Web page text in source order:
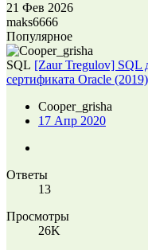
21 Фев 2026
maks6666
Популярное
SQL [Zaur Tregulov] SQL
сертификата Oracle (2019)
Cooper_grisha
17 Апр 2020
Ответы
13
Просмотры
26K